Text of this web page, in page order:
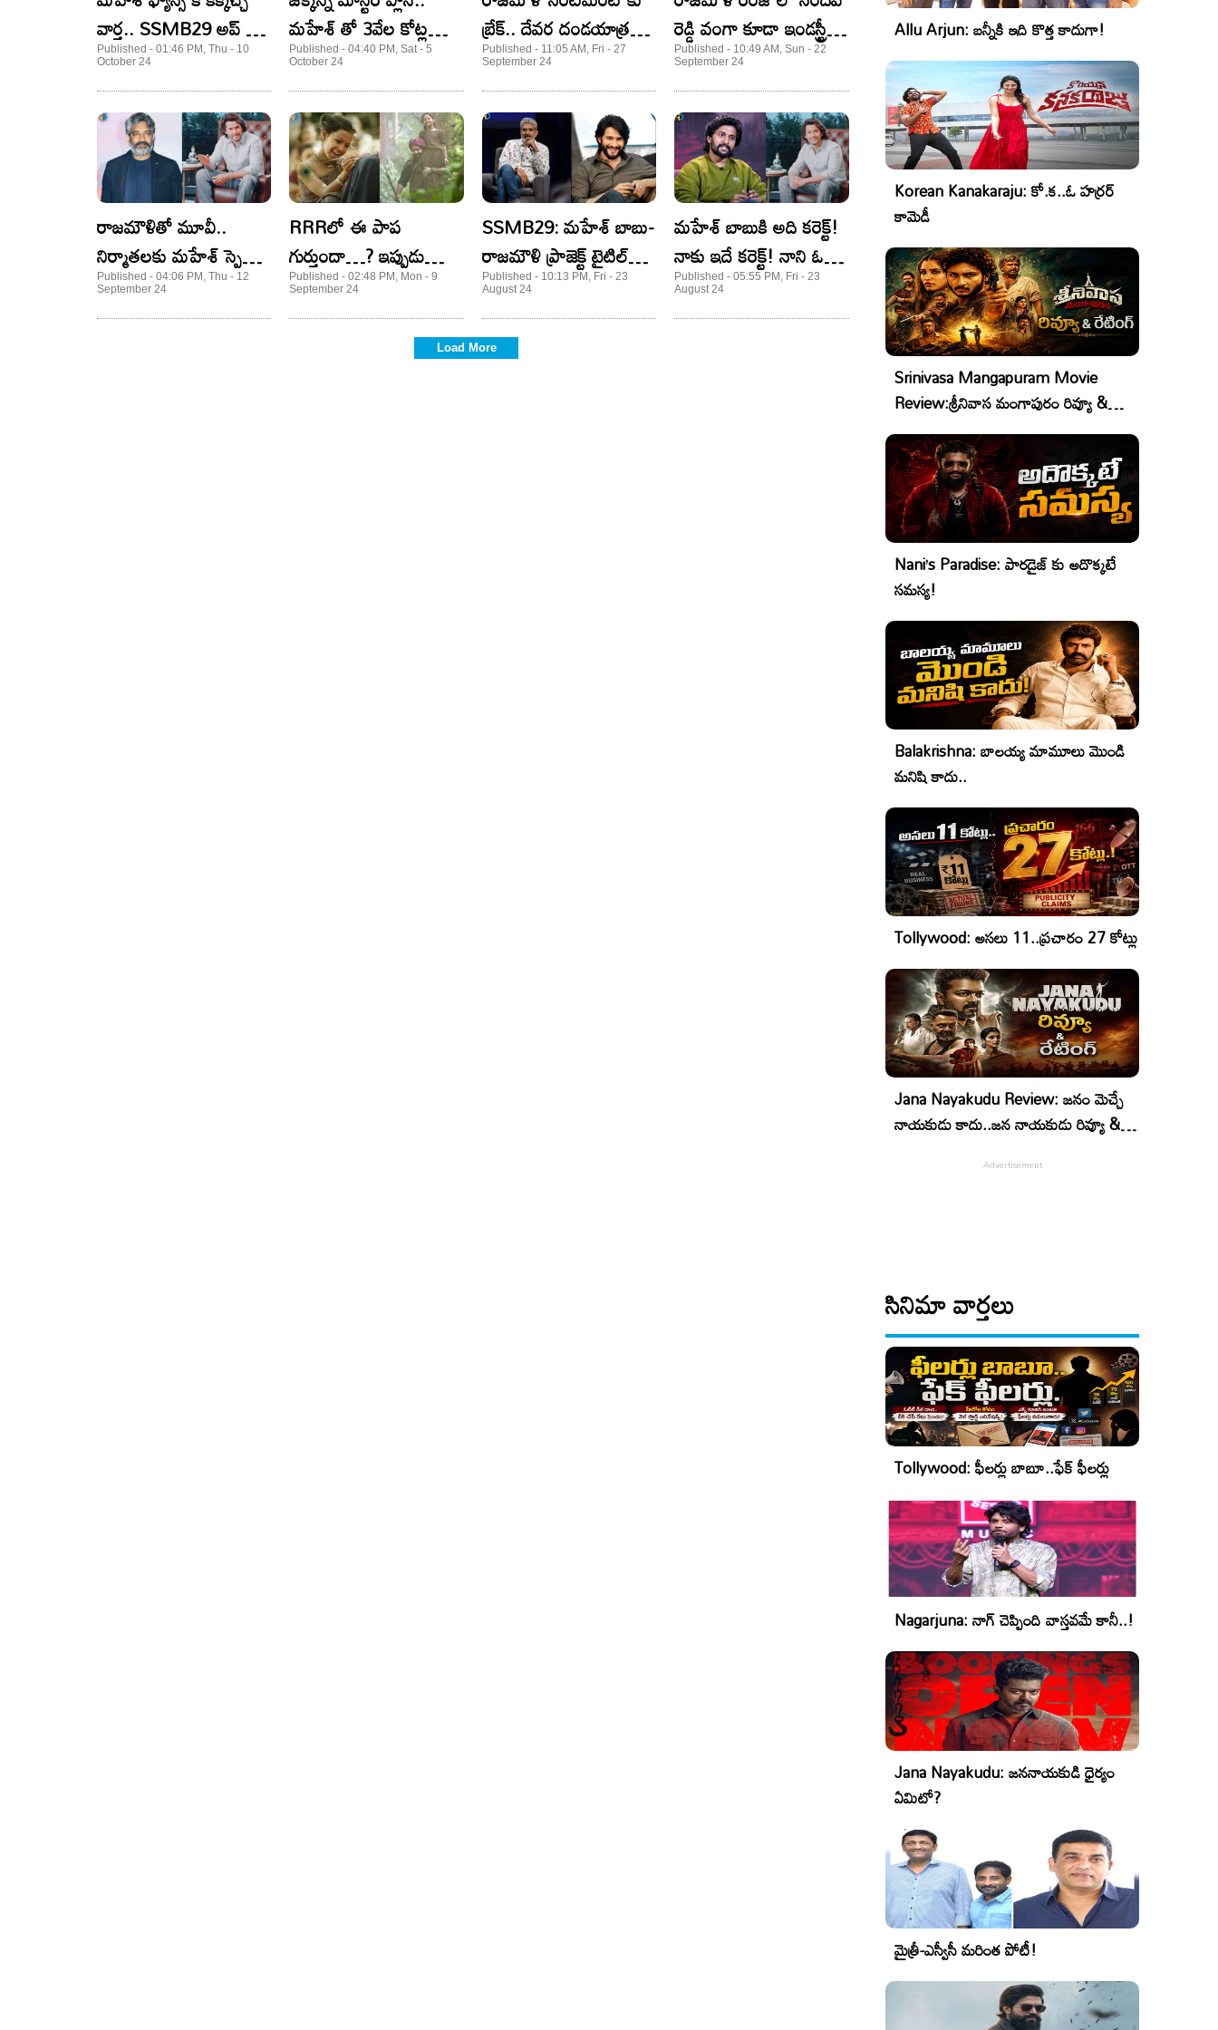
వార్త.. SSMB29 అప్ డేట్
వచ్చేసింది..
Published - 01:46 PM, Thu - 10
October 24
మహేశ్ తో 3వేల కోట్ల
టార్గెట్?
Published - 04:40 PM, Sat - 5
October 24
బ్రేక్.. దేవర దండయాత్ర
మొదలైంది
Published - 11:05 AM, Fri - 27
September 24
రెడ్డి వంగా కూడా ఇండస్ట్రీని
రూల్ చేస్తాడా !
Published - 10:49 AM, Sun - 22
September 24
రాజమౌళితో మూవీ..
నిర్మాతలకు మహేశ్ స్పెషల్
రిక్వెస్ట్..
Published - 04:06 PM, Thu - 12
September 24
RRRలో ఈ పాప
గుర్తుందా…? ఇప్పుడు
ఎంతలా మారిందంటే..?
Published - 02:48 PM, Mon - 9
September 24
SSMB29: మహేశ్ బాబు-
రాజమౌళి ప్రాజెక్ట్ టైటిల్
గరుడ?
Published - 10:13 PM, Fri - 23
August 24
మహేశ్ బాబుకి అది కరెక్ట్!
నాకు ఇదే కరెక్ట్! నాని ఓపెన్
కామెంట్స్!
Published - 05:55 PM, Fri - 23
August 24
Load More
Allu Arjun: బన్నీకి ఇది కొత్త కాదుగా!
Korean Kanakaraju: కో.క..ఓ హర్రర్
కామెడీ
Srinivasa Mangapuram Movie
Review:శ్రీనివాస మంగాపురం రివ్యూ &
రేటింగ్
Nani’s Paradise: పారడైజ్ కు అదొక్కటే
సమస్య!
Balakrishna: బాలయ్య మామూలు మొండి
మనిషి కాదు..
Tollywood: అసలు 11..ప్రచారం 27 కోట్లు
Jana Nayakudu Review: జనం మెచ్చే
నాయకుడు కాదు..జన నాయకుడు రివ్యూ &
సినిమా వార్తలు
Tollywood: ఫీలర్లు బాబూ..ఫేక్ ఫీలర్లు
Nagarjuna: నాగ్ చెప్పింది వాస్తవమే కానీ..!
Jana Nayakudu: జననాయకుడి ధైర్యం
ఏమిటో?
మైత్రీ-ఎస్వీసీ మరింత పోటీ!